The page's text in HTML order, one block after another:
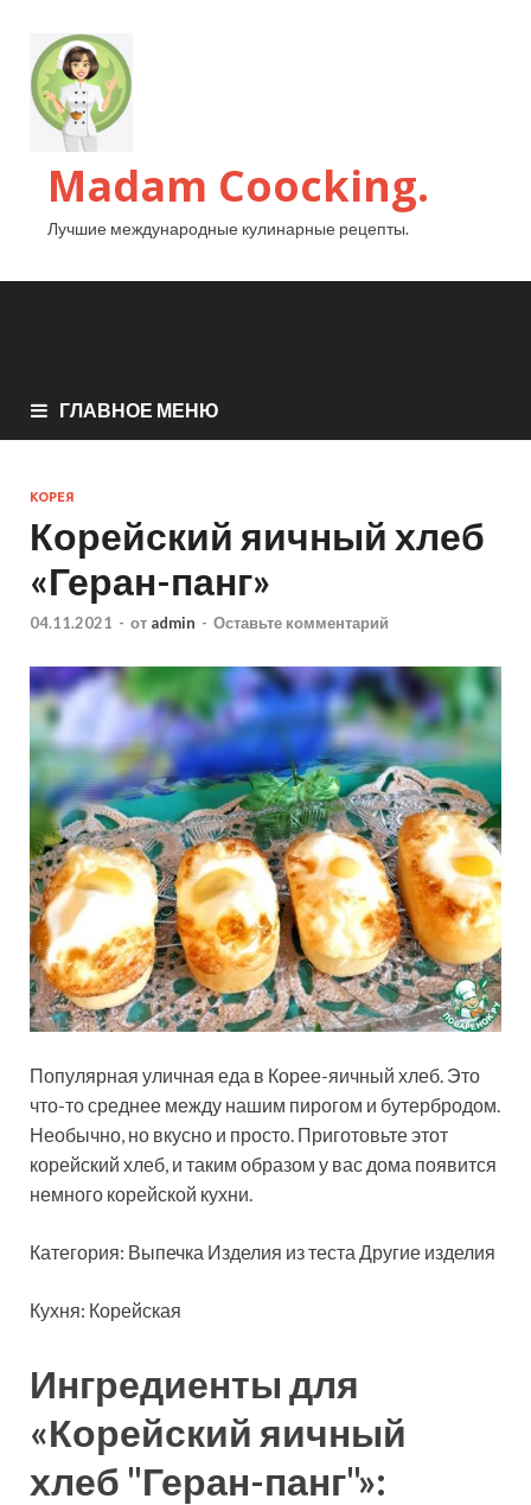
Madam Coocking.
Лучшие международные кулинарные рецепты.
ГЛАВНОЕ МЕНЮ
КОРЕЯ
Корейский яичный хлеб
«Геран-панг»
04.11.2021 - от admin - Оставьте комментарий
Популярная уличная еда в Корее-яичный хлеб. Это
что-то среднее между нашим пирогом и бутербродом.
Необычно, но вкусно и просто. Приготовьте этот
корейский хлеб, и таким образом у вас дома появится
немного корейской кухни.
Категория: Выпечка Изделия из теста Другие изделия
Кухня: Корейская
Ингредиенты для
«Корейский яичный
хлеб "Геран-панг"»: